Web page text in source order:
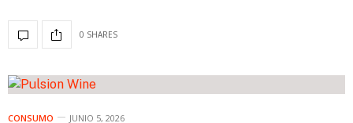
0 SHARES
CONSUMO JUNIO 5, 2026